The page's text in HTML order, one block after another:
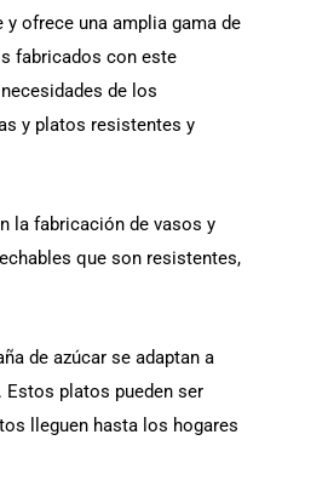
y ofrece una amplia gama de
fabricados con este
de los
y platos resistentes y
la fabricación de vasos y
que son resistentes,
de azúcar se adaptan a
platos pueden ser
lleguen hasta los hogares